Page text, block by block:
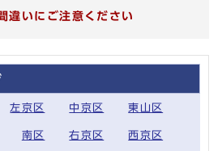
違いにご注意ください
左京区 中京区 東山区
南区 右京区 西京区